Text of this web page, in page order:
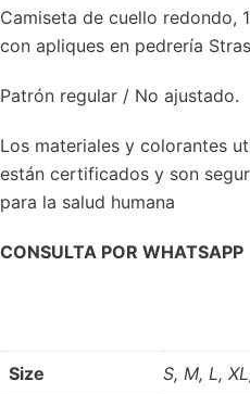
Camiseta de cuello redondo,
con apliques en pedrería
Patrón regular / No ajustado.
Los materiales y colorantes
están certificados y son
para la salud humana
CONSULTA POR
Size S, M, L,